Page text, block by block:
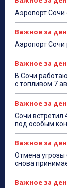
Аэропорт Сочи
Важное за
Аэропорт
Важное за
В Сочи
с топливом 7
Важное за
Сочи встретил
под особым
Важное за
Отмена угрозы
снова
Важное за